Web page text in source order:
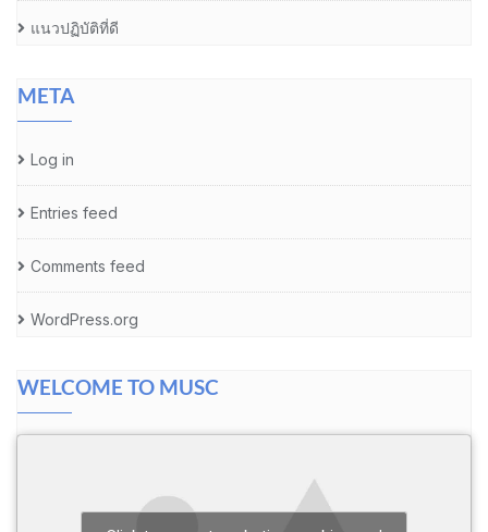
แนวปฏิบัติที่ดี
META
Log in
Entries feed
Comments feed
WordPress.org
WELCOME TO MUSC